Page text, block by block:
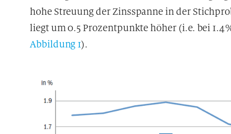
hohe Streuung der Zinsspanne in der
liegt um 0.5 Prozentpunkte höher (i.e. bei
Abbildung 1).